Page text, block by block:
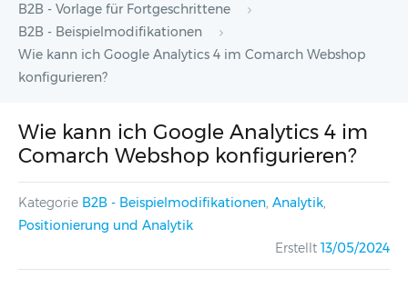
B2B - Vorlage für Fortgeschrittene
B2B - Beispielmodifikationen
Wie kann ich Google Analytics 4 im Comarch Webshop
konfigurieren?
Wie kann ich Google Analytics 4 im
Comarch Webshop konfigurieren?
Kategorie B2B - Beispielmodifikationen, Analytik,
Positionierung und Analytik
Erstellt 13/05/2024